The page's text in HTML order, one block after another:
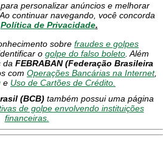
personalizar anúncios e melhorar
continuar navegando, você concorda
Política de Privacidade.
sobre fraudes e golpes
o golpe do falso boleto . Além
da FEBRABAN (Federação Brasileira
com Operações Bancárias na Internet,
e Uso de Cartões de Crédito.
(BCB)também possui uma página
de golpe envolvendo instituições
financeiras.